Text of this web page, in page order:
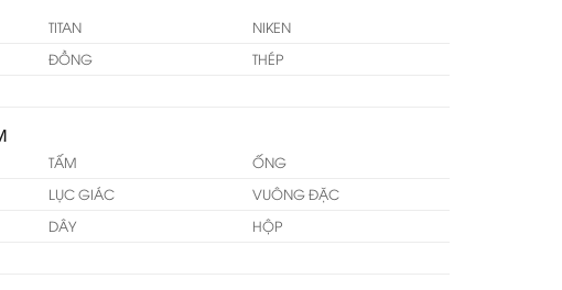
TITAN
NIKEN
ĐỒNG
THÉP
TẤM
ỐNG
LỤC GIÁC
VUÔNG ĐẶC
DÂY
HỘP